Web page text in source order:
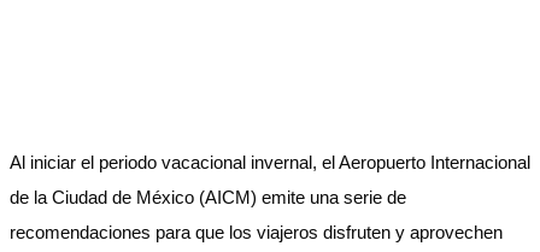
Al iniciar el periodo vacacional invernal, el Aeropuerto Internacional
de la Ciudad de México (AICM) emite una serie de
recomendaciones para que los viajeros disfruten y aprovechen